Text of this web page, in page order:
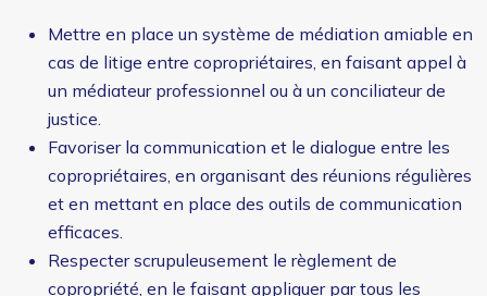
Mettre en place un système de médiation amiable en
cas de litige entre copropriétaires, en faisant appel à
un médiateur professionnel ou à un conciliateur de
justice.
Favoriser la communication et le dialogue entre les
copropriétaires, en organisant des réunions régulières
et en mettant en place des outils de communication
efficaces.
Respecter scrupuleusement le règlement de
copropriété, en le faisant appliquer par tous les